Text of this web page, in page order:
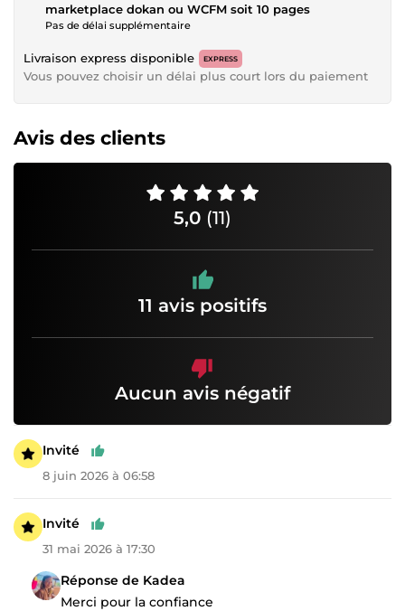
marketplace dokan ou WCFM soit 10 pages
Pas de délai supplémentaire
Livraison express disponible EXPRESS
Vous pouvez choisir un délai plus court lors du paiement
Avis des clients
5,0 (11)
11 avis positifs
Aucun avis négatif
Invité
8 juin 2026 à 06:58
Invité
31 mai 2026 à 17:30
Réponse de Kadea
Merci pour la confiance